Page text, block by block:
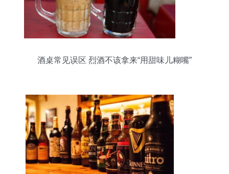
酒桌常见误区 烈酒不该拿来“用甜味儿糊嘴”